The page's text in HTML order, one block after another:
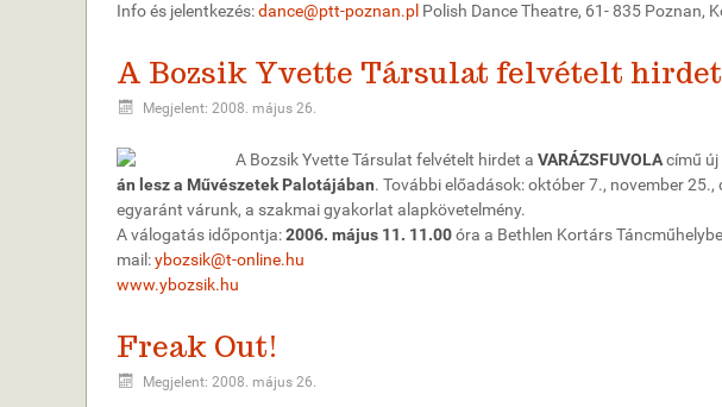
Info és jelentkezés:dance@ptt-poznan.pl Polish Dance Theatre, 61- 835 Poznan,
A Bozsik Yvette Társulat felvételt hirdet
Megjelent: 2008. május 26.
A Bozsik Yvette Társulat felvételt hirdet a VARÁZSFUVOLAcímű
án lesz a Művészetek Palotájában. További előadások: október 7., november
egyaránt várunk, a szakmai gyakorlat alapkövetelmény.
A válogatás időpontja:2006. május 11. 11.00óra a Bethlen Kortárs
mail:ybozsik@t-online.hu
www.ybozsik.hu
Freak Out!
Megjelent: 2008. május 26.